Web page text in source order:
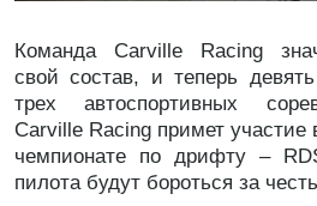
Команда Carville Racing
свой состав, и теперь
трех автоспортивных
Carville Racing примет участие
чемпионате по дрифту –
пилота будут бороться за